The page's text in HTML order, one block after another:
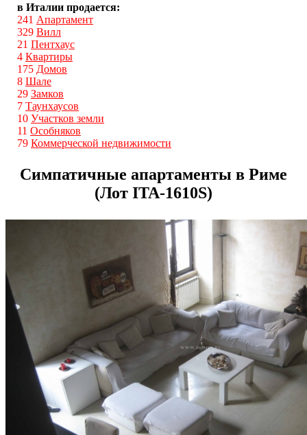
в Италии продается:
241 Апартамент
329 Вилл
21 Пентхаус
4 Квартиры
175 Домов
8 Шале
29 Замков
7 Таунхаусов
10 Участков земли
11 Особняков
79 Коммерческой недвижимости
Симпатичные апартаменты в Риме
(Лот ITA-1610S)